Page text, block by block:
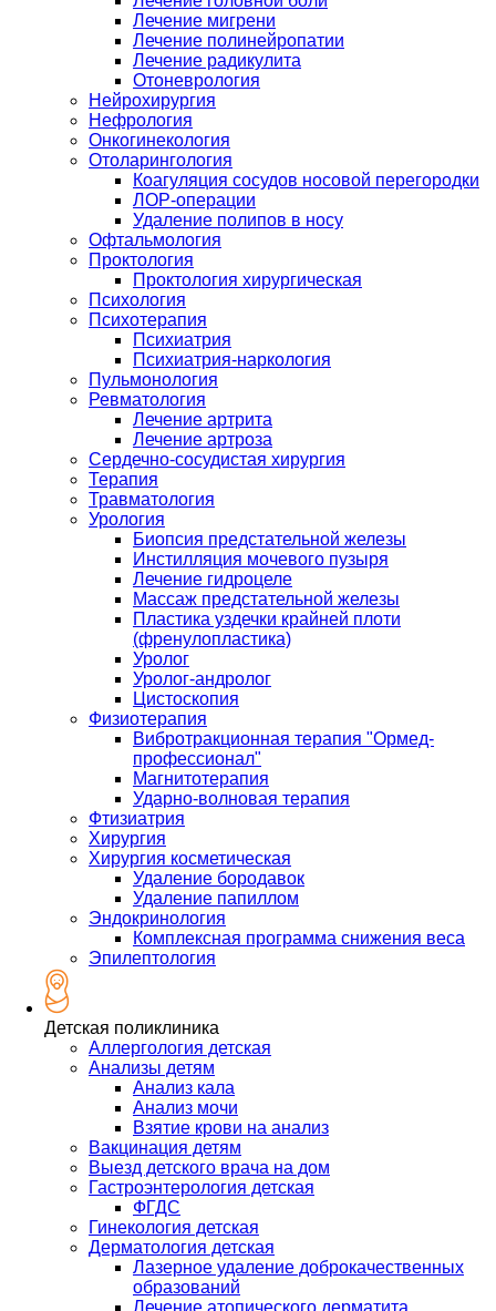
Лечение мигрени
Лечение полинейропатии
Лечение радикулита
Отоневрология
Нейрохирургия
Нефрология
Онкогинекология
Отоларингология
Коагуляция сосудов носовой перегородки
ЛОР-операции
Удаление полипов в носу
Офтальмология
Проктология
Проктология хирургическая
Психология
Психотерапия
Психиатрия
Психиатрия-наркология
Пульмонология
Ревматология
Лечение артрита
Лечение артроза
Сердечно-сосудистая хирургия
Терапия
Травматология
Урология
Биопсия предстательной железы
Инстилляция мочевого пузыря
Лечение гидроцеле
Массаж предстательной железы
Пластика уздечки крайней плоти
(френулопластика)
Уролог
Уролог-андролог
Цистоскопия
Физиотерапия
Вибротракционная терапия "Ормед-
профессионал"
Магнитотерапия
Ударно-волновая терапия
Фтизиатрия
Хирургия
Хирургия косметическая
Удаление бородавок
Удаление папиллом
Эндокринология
Комплексная программа снижения веса
Эпилептология
Детская поликлиника
Аллергология детская
Анализы детям
Анализ кала
Анализ мочи
Взятие крови на анализ
Вакцинация детям
Выезд детского врача на дом
Гастроэнтерология детская
ФГДС
Гинекология детская
Дерматология детская
Лазерное удаление доброкачественных
образований